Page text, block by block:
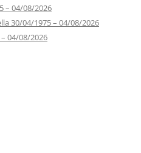
– 04/08/2026
30/04/1975 – 04/08/2026
04/08/2026